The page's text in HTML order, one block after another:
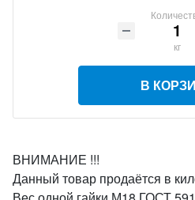
кг
В
ВНИМАНИЕ !!!
Данный товар продаётся в